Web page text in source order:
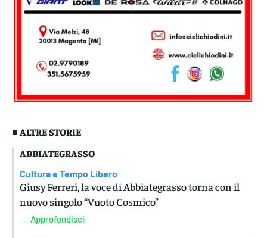
■ ALTRE STORIE
ABBIATEGRASSO
Cultura e Tempo Libero
Giusy Ferreri, la voce di Abbiategrasso torna con il
nuovo singolo “Vuoto Cosmico”
→ Approfondisci